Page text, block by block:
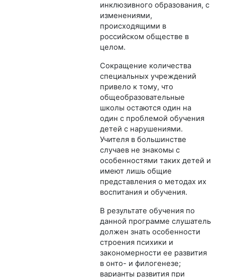
инклюзивного образования, с
изменениями,
происходящими в
российском обществе в
целом.
Сокращение количества
специальных учреждений
привело к тому, что
общеобразовательные
школы остаются один на
один с проблемой обучения
детей с нарушениями.
Учителя в большинстве
случаев не знакомы с
особенностями таких детей и
имеют лишь общие
представления о методах их
воспитания и обучения.
В результате обучения по
данной программе слушатель
должен знать особенности
строения психики и
закономерности ее развития
в онто- и филогенезе;
варианты развития при